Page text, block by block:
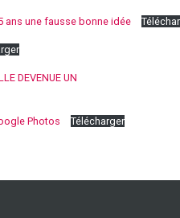
ans une fausse bonne idée
DEVENUE UN
Photos Télécharger